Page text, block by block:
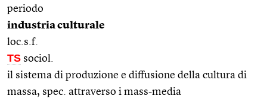
periodo
industria culturale
loc.s.f.
TS sociol.
il sistema di produzione e diffusione della cultura di
massa, spec. attraverso i mass-media